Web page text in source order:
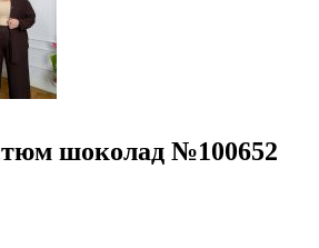
шоколад №100652